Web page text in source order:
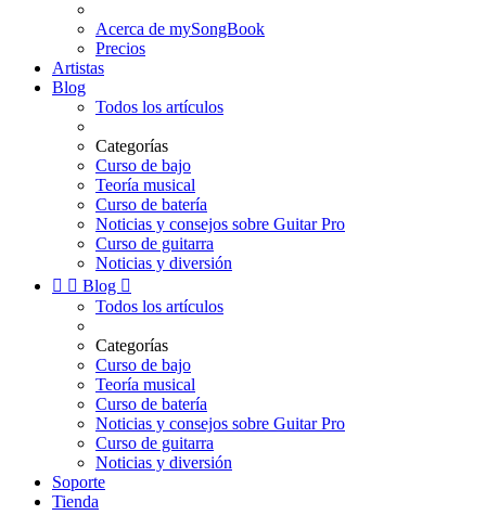
Acerca de mySongBook
Precios
Artistas
Blog
Todos los artículos
Categorías
Curso de bajo
Teoría musical
Curso de batería
Noticias y consejos sobre Guitar Pro
Curso de guitarra
Noticias y diversión
  Blog 
Todos los artículos
Categorías
Curso de bajo
Teoría musical
Curso de batería
Noticias y consejos sobre Guitar Pro
Curso de guitarra
Noticias y diversión
Soporte
Tienda